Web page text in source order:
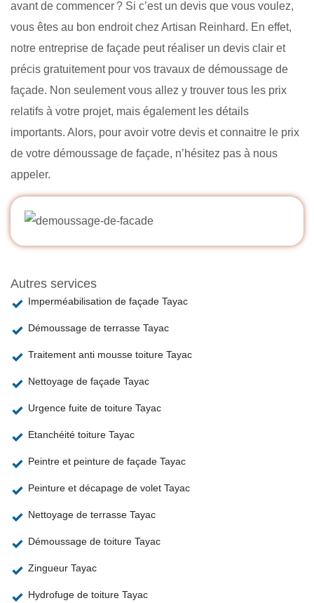
avant de commencer ? Si c’est un devis que vous voulez,
vous êtes au bon endroit chez Artisan Reinhard. En effet,
notre entreprise de façade peut réaliser un devis clair et
précis gratuitement pour vos travaux de démoussage de
façade. Non seulement vous allez y trouver tous les prix
relatifs à votre projet, mais également les détails
importants. Alors, pour avoir votre devis et connaitre le prix
de votre démoussage de façade, n’hésitez pas à nous
appeler.
Autres services
Imperméabilisation de façade Tayac
Démoussage de terrasse Tayac
Traitement anti mousse toiture Tayac
Nettoyage de façade Tayac
Urgence fuite de toiture Tayac
Etanchéité toiture Tayac
Peintre et peinture de façade Tayac
Peinture et décapage de volet Tayac
Nettoyage de terrasse Tayac
Démoussage de toiture Tayac
Zingueur Tayac
Hydrofuge de toiture Tayac